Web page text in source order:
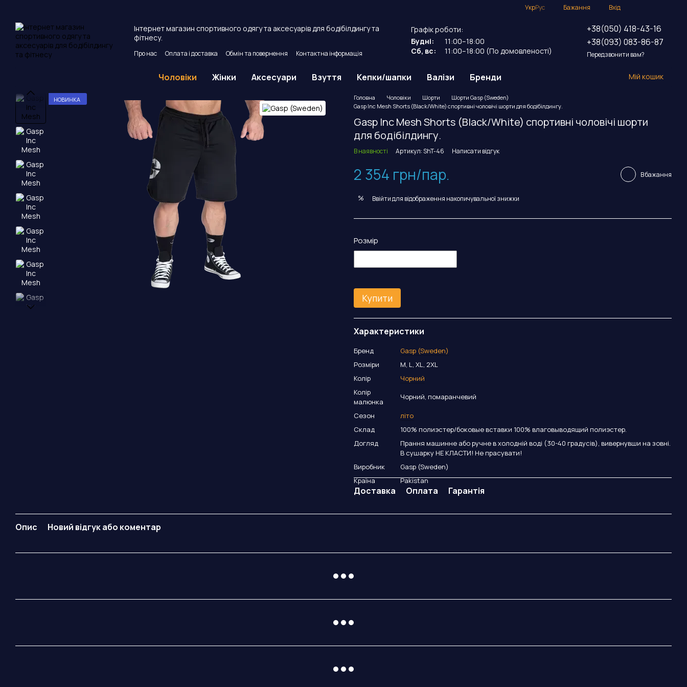
УкрРус Бажання Вхід
Інтернет магазин спортивного одягу та аксесуарів для бодібілдингу та
фітнесу.
Про нас Оплата і доставка Обмін та повернення
Контактна інформація
Графік роботи:
Будні:
11:00–18:00
Сб, вс:
11:00–18:00 (По домовленості)
+38(050) 418-43-16
+38(093) 083-86-87
Передзвонити вам?
Чоловіки Жінки Аксесуари Взуття Кепки/шапки Валізи Бренди Мій кошик
НОВИНКА Головна Чоловіки Шорти
Шорти Gasp (Sweden)
Gasp Inc Mesh Shorts (Black/White) спортивні чоловічі шорти для бодібілдингу.
Gasp Inc Mesh Shorts (Black/White) спортивні чоловічі шорти
для бодібілдингу.
В наявності Артикул: ShT-46 Написати відгук
2 354 грн/пар. В бажання
% Ввійтидля відображення накопичувальної знижки
Розмір
Купити
Характеристики
Бренд
Gasp (Sweden)
Розміри
M, L, XL, 2XL
Колір
Чорний
Колір
малюнка
Чорний, помаранчевий
Сезон
літо
Склад
100% полиэстер/боковые вставки 100% влаговыводящий полиэстер.
Догляд
Прання машинне або ручне в холодній воді (30-40 градусів), вивернувши на зовні.
В сушарку НЕ КЛАСТИ! Не прасувати!
Виробник
Gasp (Sweden)
Країна
Pakistan
Доставка Оплата Гарантія
Опис Новий відгук або коментар